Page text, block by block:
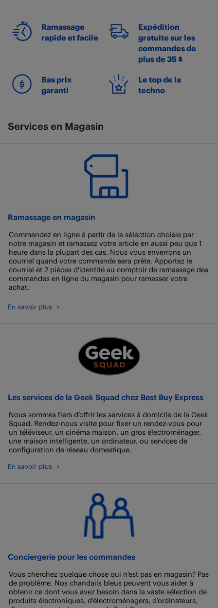
Ramassage
rapide et facile
Expédition
gratuite sur les
commandes de
plus de 35 $
Bas prix
garanti
Le top de la
techno
Services en Magasin
Ramassage en magasin
Commandez en ligne à partir de la sélection choisie par
notre magasin et ramassez votre article en aussi peu que 1
heure dans la plupart des cas. Nous vous enverrons un
courriel quand votre commande sera prête. Apportez le
courriel et 2 pièces d'identité au comptoir de ramassage des
commandes en ligne du magasin pour ramasser votre
achat.
En savoir plus
Les services de la Geek Squad chez Best Buy Express
Nous sommes fiers d’offrir les services à domicile de la Geek
Squad. Rendez-nous visite pour fixer un rendez-vous pour
un téléviseur, un cinéma maison, un gros électroménager,
une maison intelligente, un ordinateur, ou services de
configuration de réseau domestique.
En savoir plus
Conciergerie pour les commandes
Vous cherchez quelque chose qui n'est pas en magasin? Pas
de problème. Nos chandails bleus peuvent vous aider à
obtenir ce dont vous avez besoin dans la vaste sélection de
produits électroniques, d’électroménagers, d’ordinateurs,